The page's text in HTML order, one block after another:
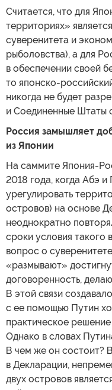
Считается, что для
территориях»
суверенитета и
рыболовства), а для
в обеспечении своей
то японско-
никогда не будет
и Соединенные Штаты
Россия замышляет
из Японии
На саммите Япония-
2018 года, когда Абэ
урегулировать
островов) на основе
неоднократно
сроки условия такого
вопрос о
«размывают»
договоренность,
В этой связи
с ее помощью Путин
практическое
Однако в словах
В чем же он состоит?
в Декларации,
двух островов